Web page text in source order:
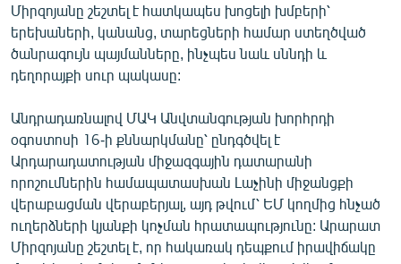
Հայերեն
English
ՀԵՏԵՎԵՔ ՄԵԶ
Միրզոյանը շեշտել է հատկապես խոցելի խմբերի՝
երեխաների, կանանց, տարեցների համար ստեղծված
ծանրագույն պայմանները, ինչպես նաև սննդի և
դեղորայքի սուր պակասը:
Անդրադառնալով ՄԱԿ Անվտանգության խորհրդի
օգոստոսի 16-ի քննարկմանը՝ ընդգծվել է
Արդարադատության միջազգային դատարանի
որոշումներին համապատասխան Լաչինի միջանցքի
վերաբացման վերաբերյալ, այդ թվում՝ ԵՄ կողմից հնչած
ուղերձների կյանքի կոչման հրատապությունը: Արարատ
Միրզոյանը շեշտել է, որ հակառակ դեպքում իրավիճակը